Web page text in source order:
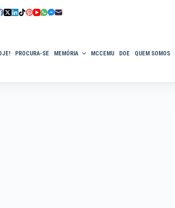
PROCURA-SE MEMÓRIA MCCEMU DOE QUEM SOMOS